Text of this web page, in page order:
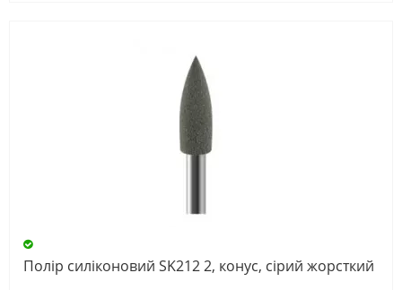
Полір силіконовий SK212 2, конус, сірий жорсткий